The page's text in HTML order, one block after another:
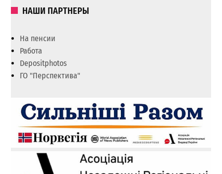
НАШИ ПАРТНЕРЫ
На пенсии
Работа
Depositphotos
ГО "Перспектива"